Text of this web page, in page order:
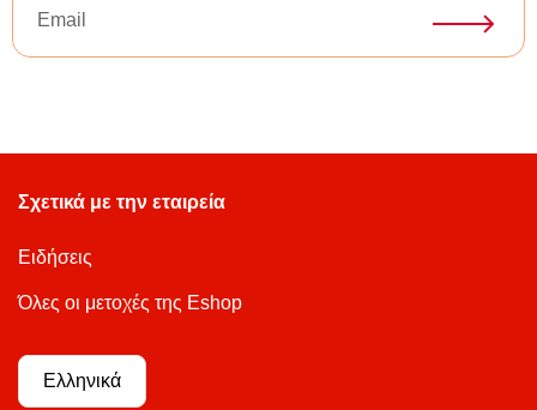
Σχετικά με την εταιρεία
Ειδήσεις
Όλες οι μετοχές της Eshop
Ελληνικά